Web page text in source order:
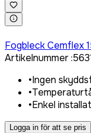
Fogbleck Cemflex
Artikelnummer:
•Ingen
•
•Enkel
Logga in för att se pris